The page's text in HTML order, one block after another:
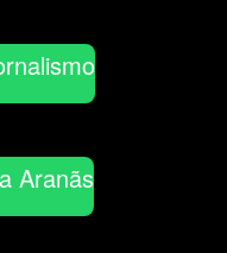
Aranãs